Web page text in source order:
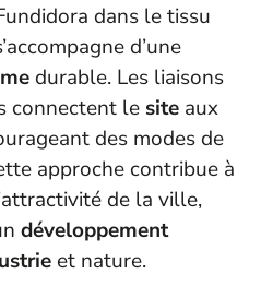
dans le tissu
d’une
durable. Les liaisons
connectent le site aux
des modes de
approche contribue à
de la ville,
développement
et nature.